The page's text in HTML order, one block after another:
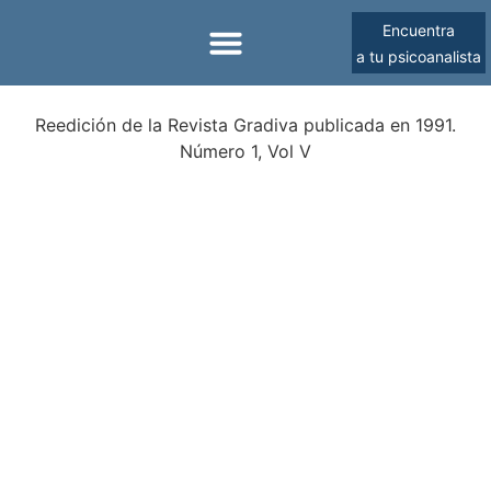
Encuentra
a tu psicoanalista
Reedición de la Revista Gradiva publicada en 1991.
Número 1, Vol V